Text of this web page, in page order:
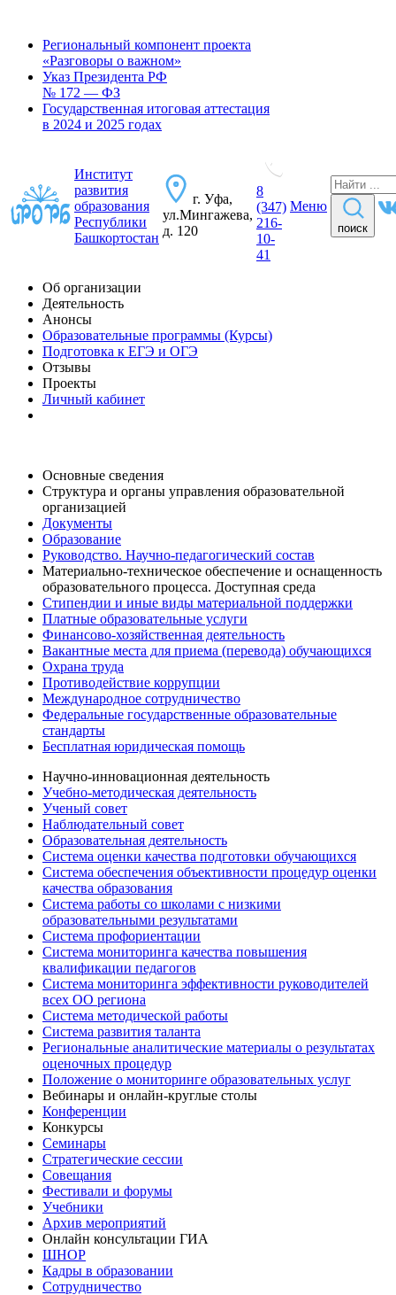
Региональный компонент проекта
«Разговоры о важном»
Указ Президента РФ
№ 172 — ФЗ
Государственная итоговая аттестация
в 2024 и 2025 годах
Институт
развития
образования
Республики
Башкортостан
г. Уфа,
ул.Мингажева,
д. 120
8
(347)
216-
10-
41
Меню
поиск
Об организации
Деятельность
Анонсы
Образовательные программы (Курсы)
Подготовка к ЕГЭ и ОГЭ
Отзывы
Проекты
Личный кабинет
Основные сведения
Структура и органы управления образовательной
организацией
Документы
Образование
Руководство. Научно-педагогический состав
Материально-техническое обеспечение и оснащенность
образовательного процесса. Доступная среда
Стипендии и иные виды материальной поддержки
Платные образовательные услуги
Финансово-хозяйственная деятельность
Вакантные места для приема (перевода) обучающихся
Охрана труда
Противодействие коррупции
Международное сотрудничество
Федеральные государственные образовательные
стандарты
Бесплатная юридическая помощь
Научно-инновационная деятельность
Учебно-методическая деятельность
Ученый совет
Наблюдательный совет
Образовательная деятельность
Система оценки качества подготовки обучающихся
Система обеспечения объективности процедур оценки
качества образования
Система работы со школами с низкими
образовательными результатами
Система профориентации
Система мониторинга качества повышения
квалификации педагогов
Система мониторинга эффективности руководителей
всех ОО региона
Система методической работы
Система развития таланта
Региональные аналитические материалы о результатах
оценочных процедур
Положение о мониторинге образовательных услуг
Вебинары и онлайн-круглые столы
Конференции
Конкурсы
Семинары
Стратегические сессии
Совещания
Фестивали и форумы
Учебники
Архив мероприятий
Онлайн консультации ГИА
ШНОР
Кадры в образовании
Сотрудничество